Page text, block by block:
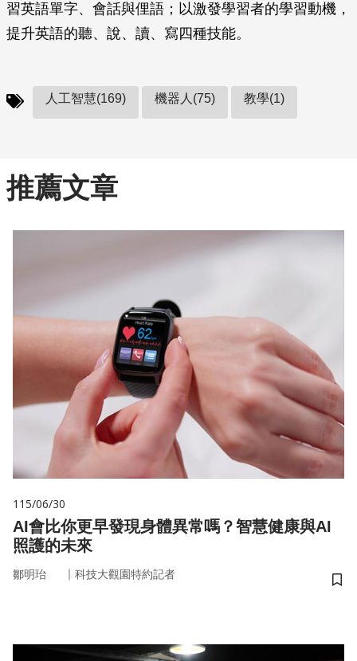
習英語單字、會話與俚語；以激發學習者的學習動機，
提升英語的聽、說、讀、寫四種技能。
人工智慧(169) 機器人(75) 教學(1)
推薦文章
115/06/30
AI會比你更早發現身體異常嗎？智慧健康與AI
照護的未來
鄒明珆 ｜ 科技大觀園特約記者
儲